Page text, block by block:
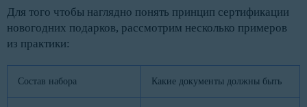
Для того чтобы наглядно понять принцип сертификации
новогодних подарков, рассмотрим несколько примеров
из практики:
Состав набора Какие документы должны быть